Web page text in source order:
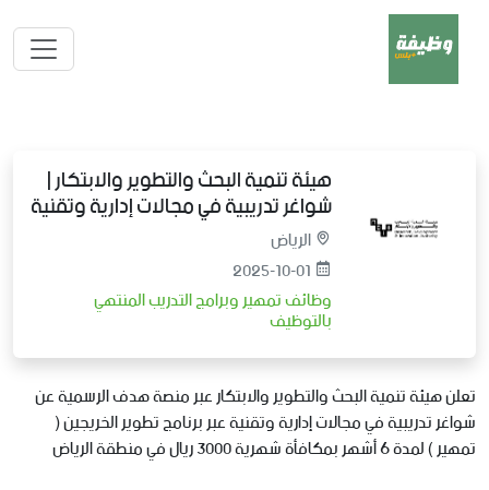
هيئة تنمية البحث والتطوير والابتكار |
شواغر تدريبية في مجالات إدارية وتقنية
الرياض
2025-10-01
وظائف تمهير وبرامج التدريب المنتهي
بالتوظيف
تعلن هيئة تنمية البحث والتطوير والابتكار عبر منصة هدف الرسمية عن
شواغر تدريبية في مجالات إدارية وتقنية عبر برنامج تطوير الخريجين (
تمهير ) لمدة 6 أشهر بمكافأة شهرية 3000 ريال في منطقة الرياض